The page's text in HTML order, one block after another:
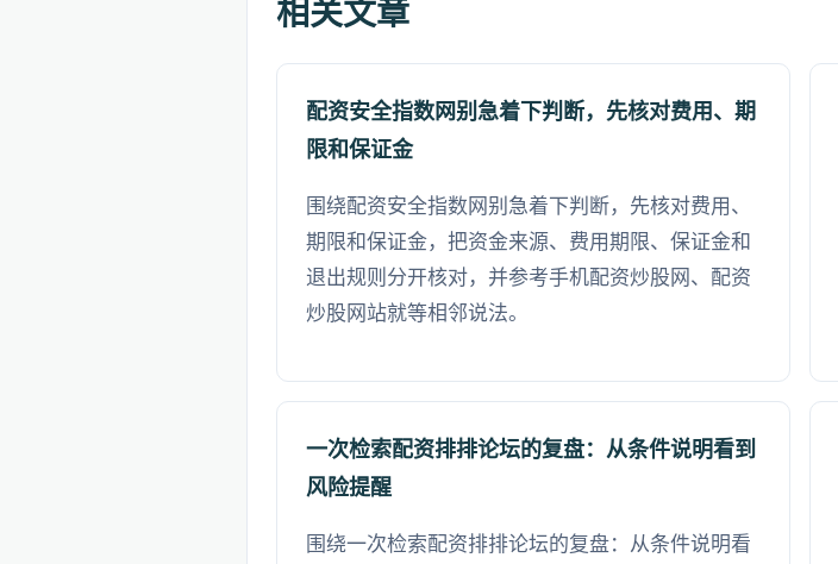
相关文章
配资安全指数网别急着下判断，先核对费用、期
限和保证金
围绕配资安全指数网别急着下判断，先核对费用、
期限和保证金，把资金来源、费用期限、保证金和
退出规则分开核对，并参考手机配资炒股网、配资
炒股网站就等相邻说法。
一次检索配资排排论坛的复盘：从条件说明看到
风险提醒
围绕一次检索配资排排论坛的复盘：从条件说明看